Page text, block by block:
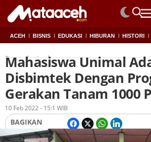
ACEH BISNIS EDUKASI HIBURAN HISTORI
Beranda Aceh
Mahasiswa Unimal
Disbimtek Dengan
Gerakan Tanam 1000
OlehRedaksi
10 Feb 2022 - 15:1 WIB
BAGIKAN